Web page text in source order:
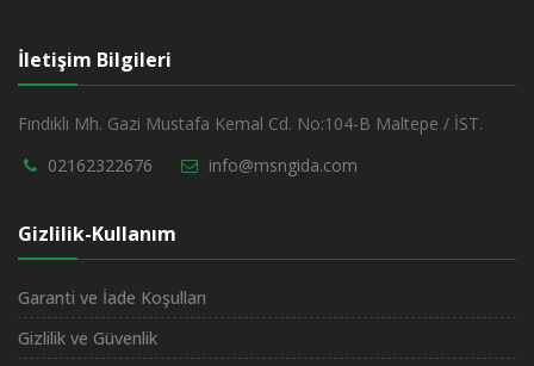
İletişim Bilgileri
Fındıklı Mh. Gazi Mustafa Kemal Cd. No:104-B Maltepe / İST.
02162322676
info@msngida.com
Gizlilik-Kullanım
Garanti ve İade Koşulları
Gizlilik ve Güvenlik